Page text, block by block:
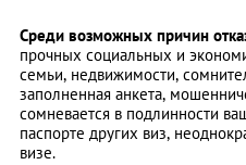
Среди возможных причин
прочных социальных и
семьи, недвижимости,
заполненная анкета,
сомневается в подлинности
паспорте других виз,
визе.